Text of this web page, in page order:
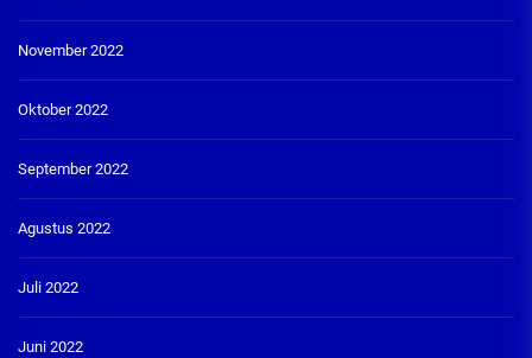
November 2022
Oktober 2022
September 2022
Agustus 2022
Juli 2022
Juni 2022